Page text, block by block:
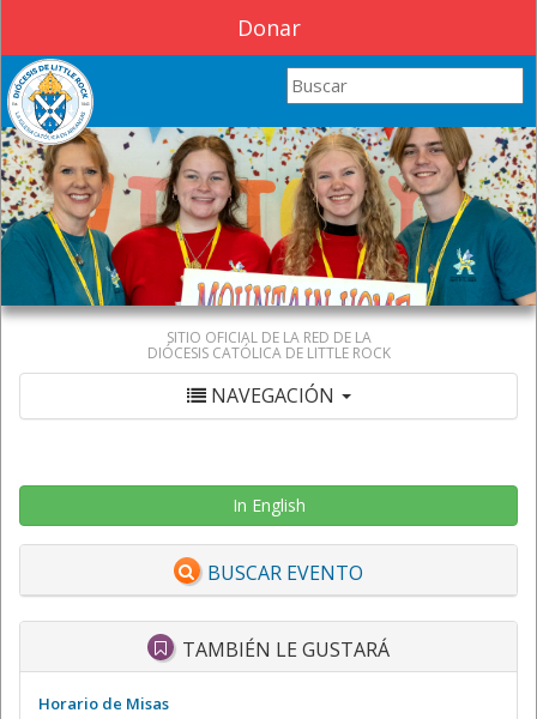
Donar
Search this site
SITIO OFICIAL DE LA RED DE LA
DIÓCESIS CATÓLICA DE LITTLE ROCK
NAVEGACIÓN
In English
BUSCAR EVENTO
TAMBIÉN LE GUSTARÁ
Horario de Misas